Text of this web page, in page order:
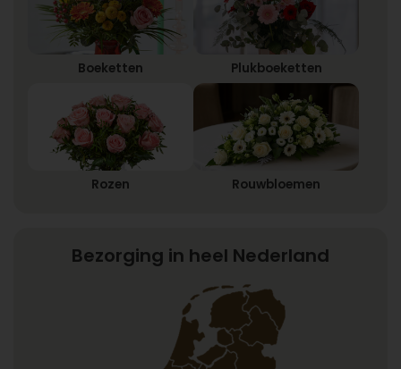
Boeketten Plukboeketten
Rozen Rouwbloemen
Bezorging in heel Nederland